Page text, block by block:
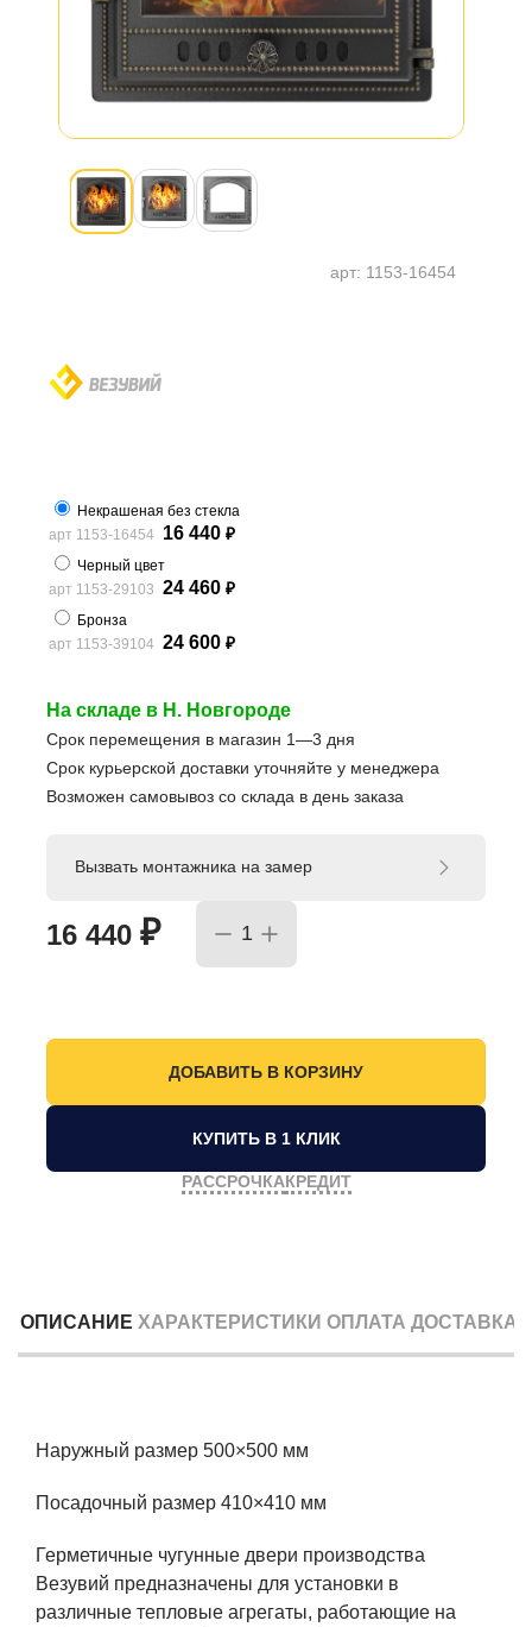
арт: 1153-16454
Некрашеная без стекла
арт 1153-16454
16 440 ₽
Черный цвет
арт 1153-29103 24 460 ₽
Бронза
арт 1153-39104 24 600 ₽
На складе в Н. Новгороде
Срок перемещения в магазин 1—3 дня
Срок курьерской доставки уточняйте у менеджера
Возможен самовывоз со склада в день заказа
16 440 ₽
Вызвать монтажника на замер
КУПИТЬ В 1 КЛИК
РАССРОЧКАКРЕДИТ
ОПИСАНИЕ ХАРАКТЕРИСТИКИ ОПЛАТА ДОСТАВКА
Наружный размер 500×500 мм
Посадочный размер 410×410 мм
Герметичные чугунные двери производства
Везувий предназначены для установки в
различные тепловые агрегаты, работающие на